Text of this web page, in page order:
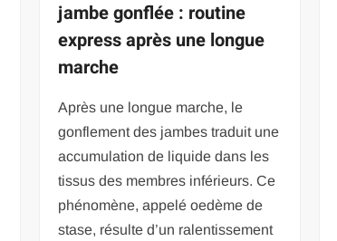
jambe gonflée : routine
express après une longue
marche
Après une longue marche, le
gonflement des jambes traduit une
accumulation de liquide dans les
tissus des membres inférieurs. Ce
phénomène, appelé oedème de
stase, résulte d’un ralentissement